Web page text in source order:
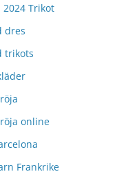
2024 Trikot
dres
trikots
online
Frankrike